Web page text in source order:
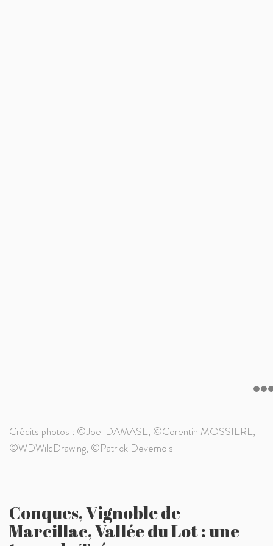
Crédits photos : ©Joel DAMASE, ©Corentin MOSSIERE,
©WDWildDrawing, ©Patrick Devernois
Conques, Vignoble de
Marcillac, Vallée du Lot : une